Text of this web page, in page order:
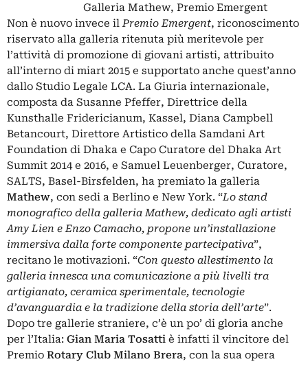
Galleria Mathew, Premio Emergent
Non è nuovo invece ilPremio Emergent, riconoscimento
riservato alla galleria ritenuta più meritevole per
l’attività di promozione di giovani artisti, attribuito
all’interno di miart 2015 e supportato anche quest’anno
dallo Studio Legale LCA. La Giuria internazionale,
composta da Susanne Pfeffer, Direttrice della
Kunsthalle Fridericianum, Kassel, Diana Campbell
Betancourt, Direttore Artistico della Samdani Art
Foundation di Dhaka e Capo Curatore del Dhaka Art
Summit 2014 e 2016, e Samuel Leuenberger, Curatore,
SALTS, Basel-Birsfelden, ha premiato la galleria
Mathew, con sedi a Berlino e New York. “Lo stand
monografico della galleria Mathew, dedicato agli artisti
Amy Lien e Enzo Camacho, propone un’installazione
immersiva dalla forte componente partecipativa”,
recitano le motivazioni. “Con questo allestimento la
galleria innesca una comunicazione a più livelli tra
artigianato, ceramica sperimentale, tecnologie
d’avanguardia e la tradizione della storia dell’arte”.
Dopo tre gallerie straniere, c’è un po’ di gloria anche
per l’Italia: Gian Maria Tosatti è infatti il vincitore del
Premio Rotary Club Milano Brera, con la sua opera